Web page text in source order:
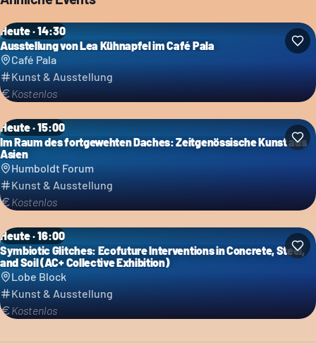
Heute · 14:30
Ausstellung von Lea Kühnapfel im Café Pala
Café Pala
Kunst & Ausstellung
Kostenlos
Heute · 15:00
Im Raum des fortgewehten Daches: Zeitgenössische Kunst aus
Asien
Humboldt Forum
Kunst & Ausstellung
Kostenlos
Heute · 16:00
Symbiotic Glitches: Ecofuture Interventions in Concrete, Steel,
and Soil (AC+ Collective Exhibition)
Lobe Block
Kunst & Ausstellung
Kostenlos